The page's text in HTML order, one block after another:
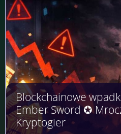
Blockchainowe
Ember Sword ✪
Kryptogier